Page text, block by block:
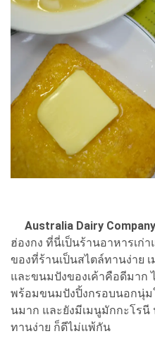
Australia Dairy Company
ฮ่องกง ที่นี่เป็นร้านอาหารเก่
ของที่ร้านเป็นสไตล์ทานง่าย
และขนมปังของเค้าคือดีมาก
พร้อมขนมปังปิ้งกรอบนอกนุ่
นมาก และยังมีเมนูมักกะโร
ทานง่าย ก็ดีไม่แพ้กัน